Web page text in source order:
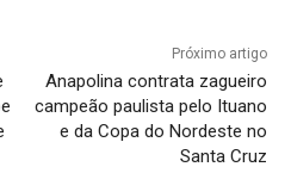
Próximo artigo
Anapolina contrata zagueiro
campeão paulista pelo Ituano
e da Copa do Nordeste no
Santa Cruz